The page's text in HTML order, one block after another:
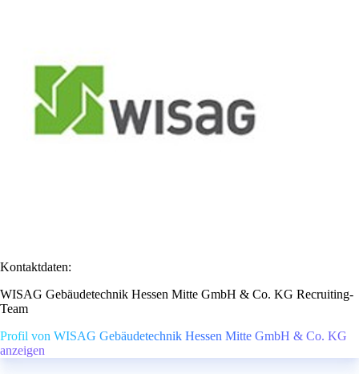
Kontaktdaten:
WISAG Gebäudetechnik Hessen Mitte GmbH & Co. KG Recruiting-
Team
Profil von WISAG Gebäudetechnik Hessen Mitte GmbH & Co. KG
anzeigen